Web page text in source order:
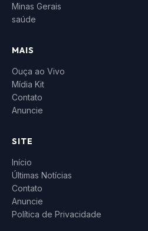
Minas Gerais
saúde
MAIS
Ouça ao Vivo
Mídia Kit
Contato
Anuncie
SITE
Início
Últimas Notícias
Contato
Anuncie
Política de Privacidade